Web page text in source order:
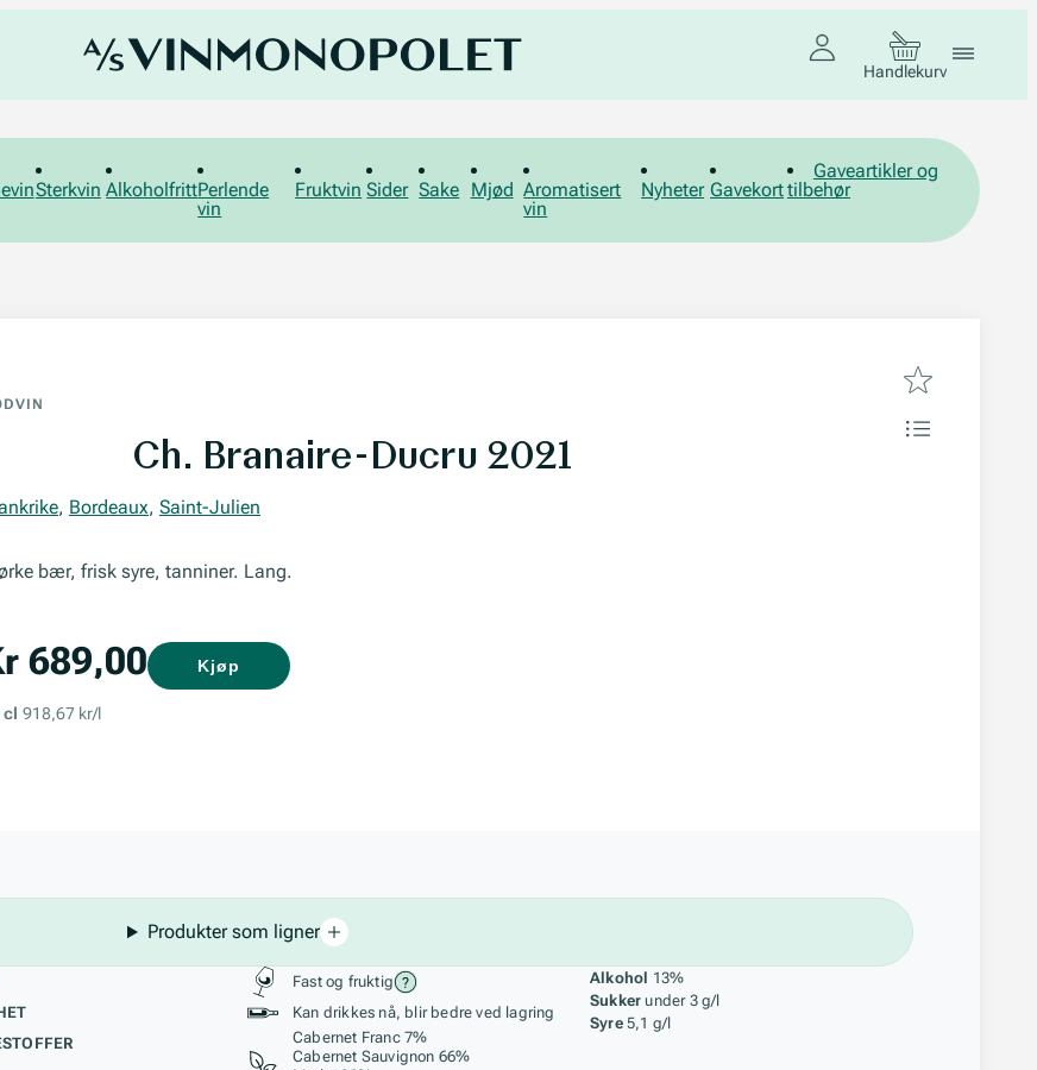
Handlekurv
Sterkvin AlkoholfrittPerlende
vin
Fruktvin Sider Sake Mjød Aromatisert
vin
Nyheter Gavekort
Gaveartikler og
tilbehør
Ch. Branaire-Ducru 2021
, Bordeaux, Saint-Julien
bær, frisk syre, tanniner. Lang.
689,00
cl 918,67 kr/l
Kjøp
Produkter som ligner
Stil, lagring og råstoff
Fast og fruktig
Kan drikkes nå, blir bedre ved lagring
Cabernet Franc 7%
Cabernet Sauvignon 66%
Alkohol 13%
Sukker under 3 g/l
Syre 5,1 g/l